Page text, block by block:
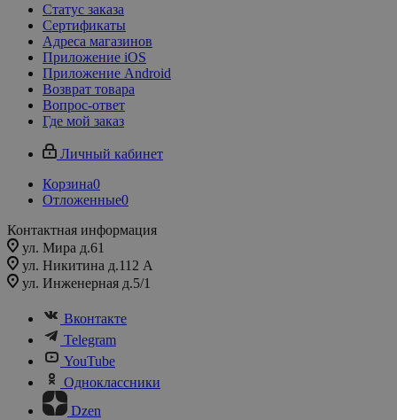
Статус заказа
Сертификаты
Адреса магазинов
Приложение iOS
Приложение Android
Возврат товара
Вопрос-ответ
Где мой заказ
Личный кабинет
Корзина0
Отложенные0
Контактная информация
ул. Мира д.61
ул. Никитина д.112 А
ул. Инженерная д.5/1
Вконтакте
Telegram
YouTube
Одноклассники
Dzen